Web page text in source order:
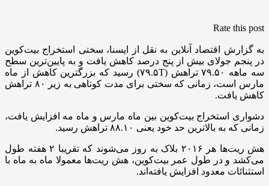
Rate this post
به گزارش اقتصاد آنلاین به نقل از ایسنا، سختی استخراج بیت‌کوین
در پنجم جولای بیش از پنج درصد کاهش یافت و به پایین‌ترین سطح
سه ماهه ۷۹.۵۰ تراهش (۷۹.۵T) رسید که بزرگترین کاهش از ماه
مارس است، زمانی که سختی برای مدت کوتاهی به زیر ۸۰ تراهش
کاهش یافت.
دشواری استخراج بیت‌کوین بین ماه مارس و ماه مه افزایش یافت،
زمانی که به بالاترین حد خود یعنی ۸۸.۱۰ تراهش رسید.
هش‌ ریت‌ها هر ۲۰۱۶ بلاک به روز می‌شوند که تقریبا ۲ هفته طول
می‌کشد و در طول عمر بیت‌کوین، هش‌ ریت‌ها معمولا ماه به ماه با
استثنائات معدود افزایش یافته‌اند.